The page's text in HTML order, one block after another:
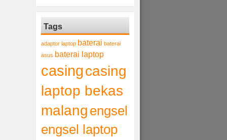
Tags
adaptor laptop baterai baterai
asus baterai laptop
casingcasing
laptop bekas
malang engsel
engsel laptop